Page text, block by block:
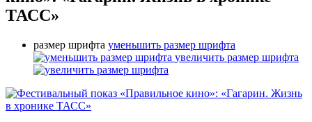
ТАСС»
размер шрифта уменьшить размер шрифта
увеличить размер шрифта